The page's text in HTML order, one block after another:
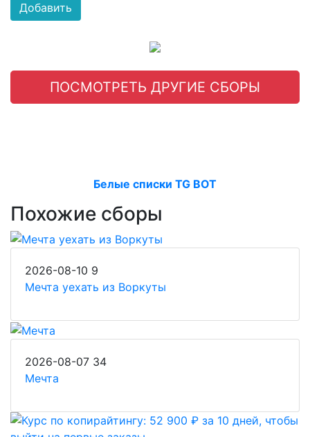
Добавить
ПОСМОТРЕТЬ ДРУГИЕ СБОРЫ
Белые списки TG BOT
Похожие сборы
2026-08-10 9
Мечта уехать из Воркуты
2026-08-07 34
Мечта